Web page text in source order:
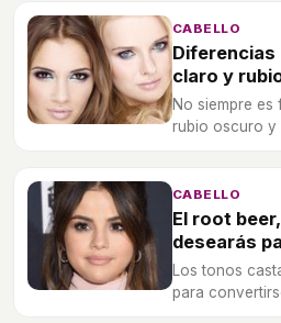
CABELLO
claro y
No siempre
rubio oscuro y
color u otro.
CABELLO
El root
desearás
Los tonos
para